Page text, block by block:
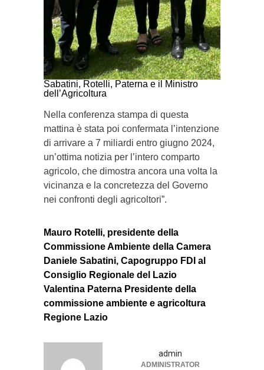
Sabatini, Rotelli, Paterna e il Ministro
dell’Agricoltura
Nella conferenza stampa di questa
mattina è stata poi confermata l’intenzione
di arrivare a 7 miliardi entro giugno 2024,
un’ottima notizia per l’intero comparto
agricolo, che dimostra ancora una volta la
vicinanza e la concretezza del Governo
nei confronti degli agricoltori”.
Mauro Rotelli, presidente della
Commissione Ambiente della Camera
Daniele Sabatini, Capogruppo FDI al
Consiglio Regionale del Lazio
Valentina Paterna Presidente della
commissione ambiente e agricoltura
Regione Lazio
admin
ADMINISTRATOR